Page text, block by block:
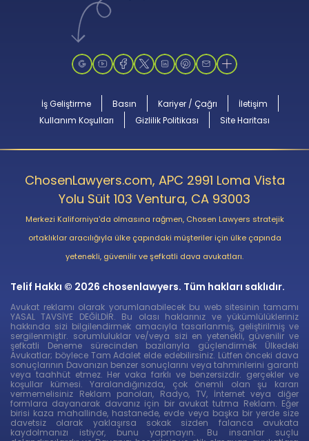
İş Geliştirme Basın Kariyer / Çağrı
İletişim
Kullanım Koşulları
Gizlilik Politikası Site Haritası
ChosenLawyers.com, APC 2991 Loma Vista
Yolu Süit 103 Ventura, CA 93003
Merkezi Kaliforniya'da olmasına rağmen, Chosen Lawyers stratejik
ortaklıklar aracılığıyla ülke çapındaki müşteriler için ülke çapında
yetenekli, güvenilir ve şefkatli dava avukatları.
Telif Hakkı © 2026 chosenlawyers. Tüm hakları saklıdır.
Avukat reklamı olarak yorumlanabilecek bu web sitesinin tamamı
YASAL TAVSİYE DEĞİLDİR. Bu olası haklarınız ve yükümlülükleriniz
hakkında sizi bilgilendirmek amacıyla tasarlanmış, geliştirilmiş ve
sergilenmiştir. sorumluluklar ve/veya sizi en yetenekli, güvenilir ve
şefkatli Deneme sürecinden bazılarıyla güçlendirmek Ülkedeki
Avukatlar; böylece Tam Adalet elde edebilirsiniz. Lütfen önceki dava
sonuçlarının Davanızın benzer sonuçlarını veya tahminlerini garanti
veya taahhüt etmez. Her vaka farklı ve benzersizdir. gerçekler ve
koşullar kümesi. Yaralandığınızda, çok önemli olan şu kararı
vermemelisiniz Reklam panoları, Radyo, TV, İnternet veya diğer
formlara dayanarak davanız için bir avukat tutma Reklam. Eğer
birisi kaza mahallinde, hastanede, evde veya başka bir yerde size
davetsiz olarak yaklaşırsa sokak sizden falanca avukata
kaydolmanızı istiyor, bunu yapmayın. Bu insanlar suçlu